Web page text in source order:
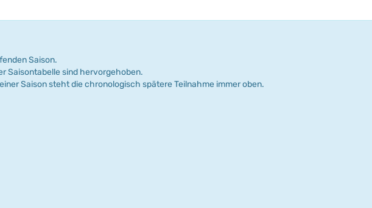
Saison.
Saisontabelle sind hervorgehoben.
Saison steht die chronologisch spätere Teilnahme immer oben.